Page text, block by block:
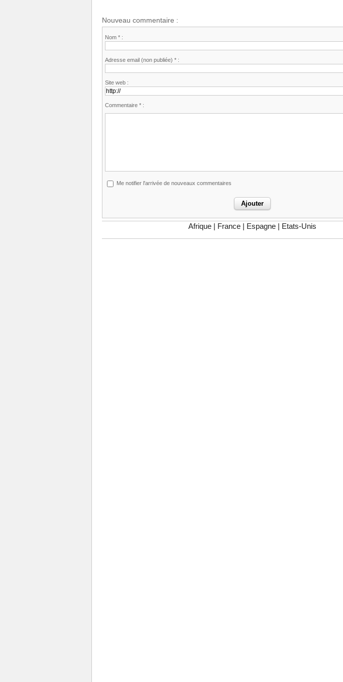
Nouveau commentaire :
Nom * :
Adresse email (non publiée) * :
Site web :
Commentaire * :
Me notifier l'arrivée de nouveaux commentaires
Afrique France Espagne Etats-Unis